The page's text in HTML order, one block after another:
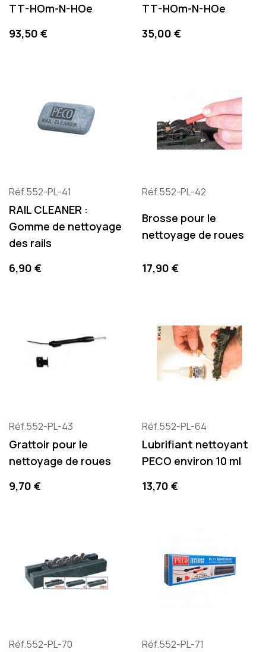
TT-HOm-N-HOe
Prix
93,50 €
TT-HOm-N-HOe
Prix
35,00 €
Réf.552-PL-41
RAIL CLEANER :
Gomme de nettoyage
des rails
Prix
6,90 €
Réf.552-PL-42
Brosse pour le
nettoyage de roues
Prix
17,90 €
Réf.552-PL-43
Grattoir pour le
nettoyage de roues
Prix
9,70 €
Réf.552-PL-64
Lubrifiant nettoyant
PECO environ 10 ml
Prix
13,70 €
Réf.552-PL-70 Réf.552-PL-71